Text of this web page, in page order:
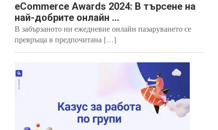
eCommerce Awards 2024: В търсене на
най-добрите онлайн ...
В забързаното ни ежедневие онлайн пазаруването се
превръща в предпочитана […]